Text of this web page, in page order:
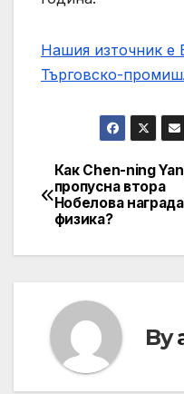
Нашия източник е
Търговско-
Post
navigation
Как Chen-ning
пропусна втора
Нобелова
физика?
By